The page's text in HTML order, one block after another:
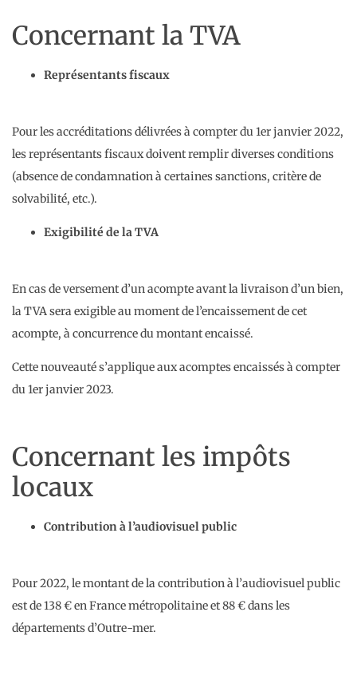
Concernant la TVA
Représentants fiscaux
Pour les accréditations délivrées à compter du 1er janvier 2022,
les représentants fiscaux doivent remplir diverses conditions
(absence de condamnation à certaines sanctions, critère de
solvabilité, etc.).
Exigibilité de la TVA
En cas de versement d’un acompte avant la livraison d’un bien,
la TVA sera exigible au moment de l’encaissement de cet
acompte, à concurrence du montant encaissé.
Cette nouveauté s’applique aux acomptes encaissés à compter
du 1er janvier 2023.
Concernant les impôts
locaux
Contribution à l’audiovisuel public
Pour 2022, le montant de la contribution à l’audiovisuel public
est de 138 € en France métropolitaine et 88 € dans les
départements d’Outre-mer.